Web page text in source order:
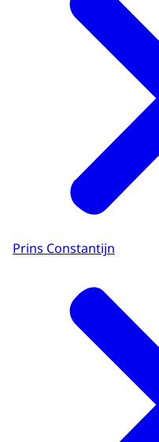
Prins Constantijn